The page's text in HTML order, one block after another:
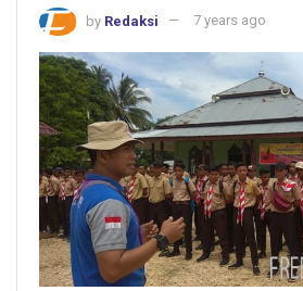
by Redaksi 7 years ago